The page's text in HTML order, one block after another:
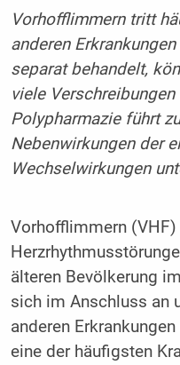
Vorhofflimmern tritt
anderen
separat behandelt,
viele
Polypharmazie führt
Nebenwirkungen der
Wechselwirkungen
Vorhofflimmern
älteren Bevölkerung
sich im Anschluss an
anderen
eine der häufigsten